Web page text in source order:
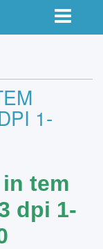
Toggle
1-
tem
dpi 1-